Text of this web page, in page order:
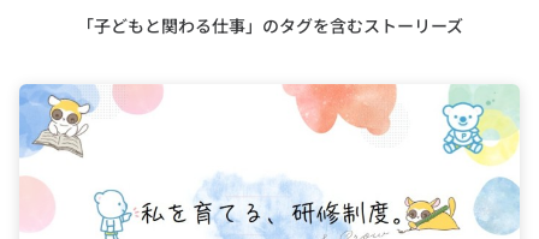
「子どもと関わる仕事」のタグを含むストーリーズ